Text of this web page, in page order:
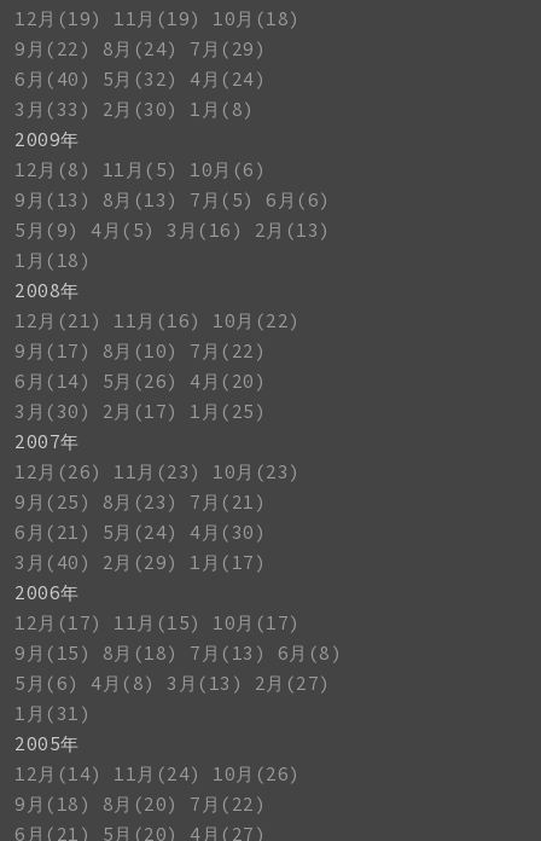
12月(19)
11月(19)
10月(18)
9月(22)
8月(24)
7月(29)
6月(40)
5月(32)
4月(24)
3月(33)
2月(30)
1月(8)
2009年
12月(8)
11月(5)
10月(6)
9月(13)
8月(13) 7月(5)
6月(6)
5月(9)
4月(5) 3月(16)
2月(13)
1月(18)
2008年
12月(21)
11月(16)
10月(22)
9月(17)
8月(10)
7月(22)
6月(14)
5月(26)
4月(20)
3月(30)
2月(17)
1月(25)
2007年
12月(26)
11月(23)
10月(23)
9月(25)
8月(23)
7月(21)
6月(21)
5月(24)
4月(30)
3月(40)
2月(29)
1月(17)
2006年
12月(17)
11月(15)
10月(17)
9月(15)
8月(18) 7月(13)
6月(8)
5月(6)
4月(8) 3月(13)
2月(27)
1月(31)
2005年
12月(14)
11月(24)
10月(26)
9月(18)
8月(20)
7月(22)
6月(21)
5月(20) 4月(27)